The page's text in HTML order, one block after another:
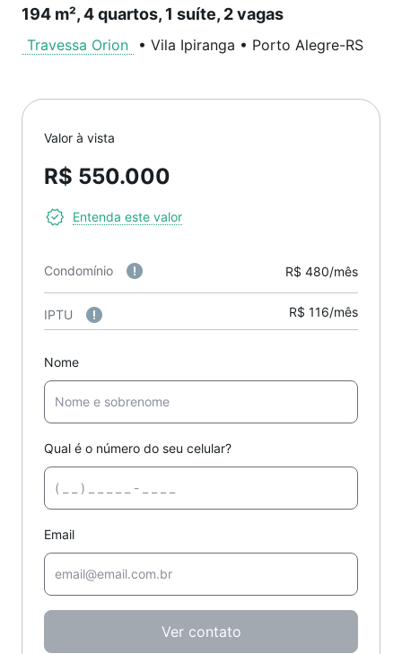
194 m², 4 quartos, 1 suíte, 2 vagas
Travessa Orion • Vila Ipiranga • Porto Alegre-RS
Valor à vista
R$ 550.000
Entenda este valor
Condomínio R$ 480/mês
IPTU R$ 116/mês
Nome
Qual é o número do seu celular?
Email
Ver contato